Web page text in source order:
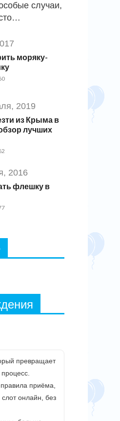
случаи,
моряку-
2019
из Крыма в
лучших
2016
флешку в
превращает
приёма,
онлайн, без